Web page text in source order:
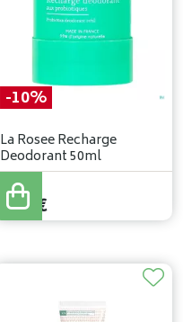
-10%
La Rosee Recharge
Deodorant 50ml
7,98€
7,18 €